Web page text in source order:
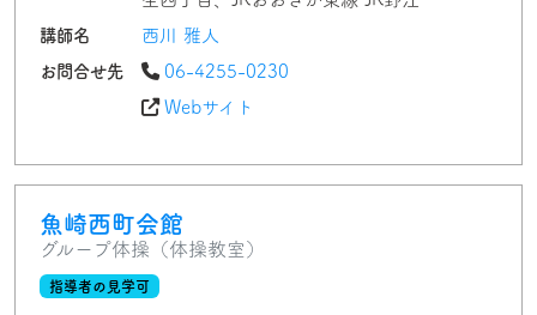
講師名
西川 雅人
お問合せ先
06-4255-0230
Webサイト
魚崎西町会館
グループ体操（体操教室）
指導者の見学可